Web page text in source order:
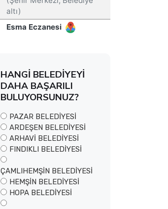
HANGİ BELEDİYEYİ
DAHA BAŞARILI
BULUYORSUNUZ?
PAZAR BELEDİYESİ
ARDEŞEN BELEDİYESİ
ARHAVİ BELEDİYESİ
FINDIKLI BELEDİYESİ
ÇAMLIHEMŞİN BELEDİYESİ
HEMŞİN BELEDİYESİ
HOPA BELEDİYESİ